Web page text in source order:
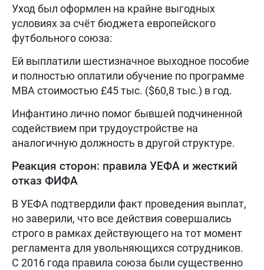
Уход был оформлен на крайне выгодных
условиях за счёт бюджета европейского
футбольного союза:
Ей выплатили шестизначное выходное пособие
и полностью оплатили обучение по программе
MBA стоимостью £45 тыс. ($60,8 тыс.) в год.
Инфантино лично помог бывшей подчиненной
содействием при трудоустройстве на
аналогичную должность в другой структуре.
Реакция сторон: правила УЕФА и жесткий
отказ ФИФА
В УЕФА подтвердили факт проведения выплат,
но заверили, что все действия совершались
строго в рамках действующего на тот момент
регламента для увольняющихся сотрудников.
С 2016 года правила союза были существенно